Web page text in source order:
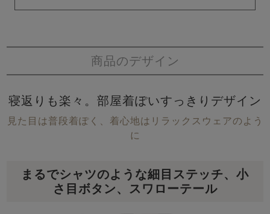
商品のデザイン
寝返りも楽々。部屋着ぽいすっきりデザイン
見た目は普段着ぽく、着心地はリラックスウェアのよう
に
まるでシャツのような細目ステッチ、小
さ目ボタン、スワローテール